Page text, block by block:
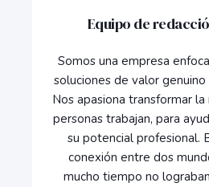
Equipo de
Somos una empresa
soluciones de valor
Nos apasiona transformar
personas trabajan, para
su potencial profesional.
conexión entre dos
mucho tiempo no